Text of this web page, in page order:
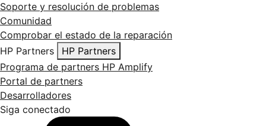
Soporte y resolución de problemas
Comunidad
Comprobar el estado de la reparación
HP Partners
HP Partners
Programa de partners HP Amplify
Portal de partners
Desarrolladores
Siga conectado